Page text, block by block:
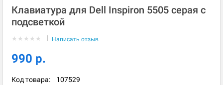
Клавиатура для Dell Inspiron 5505 серая с
подсветкой
★ ★ ★ ★ ★ | Написать отзыв
990 р.
Код товара: 107529